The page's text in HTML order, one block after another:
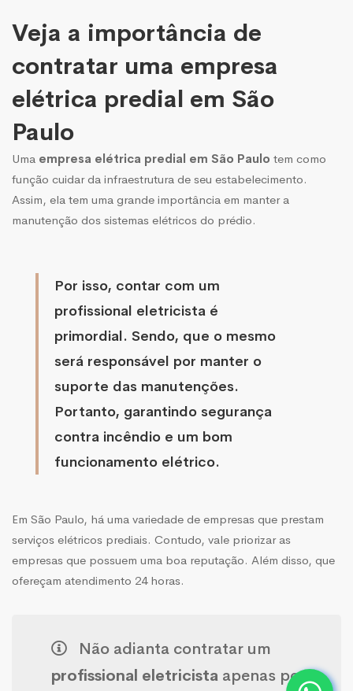
Veja a importância de
contratar uma empresa
elétrica predial em São
Paulo
Uma empresa elétrica predial em São Paulo tem como
função cuidar da infraestrutura de seu estabelecimento.
Assim, ela tem uma grande importância em manter a
manutenção dos sistemas elétricos do prédio.
Por isso, contar com um
profissional eletricista é
primordial. Sendo, que o mesmo
será responsável por manter o
suporte das manutenções.
Portanto, garantindo segurança
contra incêndio e um bom
funcionamento elétrico.
Em São Paulo, há uma variedade de empresas que prestam
serviços elétricos prediais. Contudo, vale priorizar as
empresas que possuem uma boa reputação. Além disso, que
ofereçam atendimento 24 horas.
Não adianta contratar um
profissional eletricista apenas por